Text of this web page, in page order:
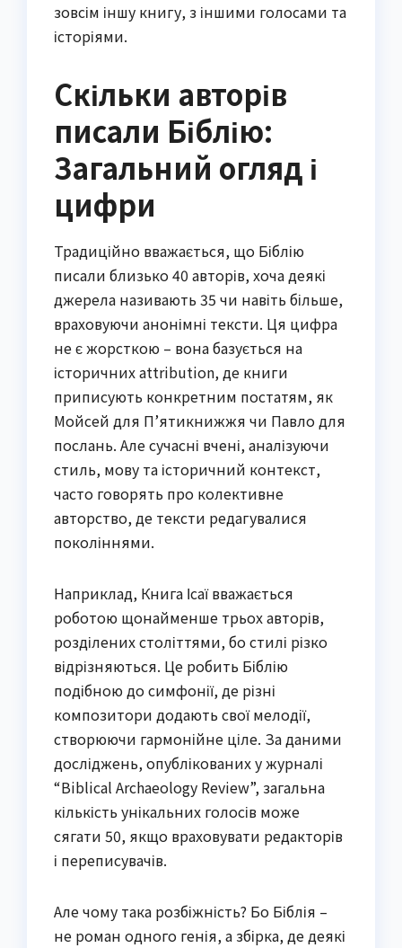
зовсім іншу книгу, з іншими голосами та
історіями.
Скільки авторів
писали Біблію:
Загальний огляд і
цифри
Традиційно вважається, що Біблію
писали близько 40 авторів, хоча деякі
джерела називають 35 чи навіть більше,
враховуючи анонімні тексти. Ця цифра
не є жорсткою – вона базується на
історичних attribution, де книги
приписують конкретним постатям, як
Мойсей для П’ятикнижжя чи Павло для
послань. Але сучасні вчені, аналізуючи
стиль, мову та історичний контекст,
часто говорять про колективне
авторство, де тексти редагувалися
поколіннями.
Наприклад, Книга Ісаї вважається
роботою щонайменше трьох авторів,
розділених століттями, бо стилі різко
відрізняються. Це робить Біблію
подібною до симфонії, де різні
композитори додають свої мелодії,
створюючи гармонійне ціле. За даними
досліджень, опублікованих у журналі
“Biblical Archaeology Review”, загальна
кількість унікальних голосів може
сягати 50, якщо враховувати редакторів
і переписувачів.
Але чому така розбіжність? Бо Біблія –
не роман одного генія, а збірка, де деякі